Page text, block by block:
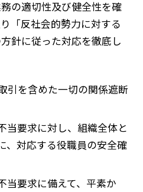
の適切性及び健全性を確
「反社会的勢力に対する
針に従った対応を徹底し
引を含めた一切の関係遮断
当要求に対し、組織全体と
、対応する役職員の安全確
当要求に備えて、平素か